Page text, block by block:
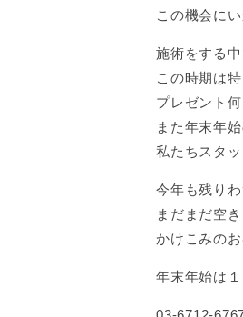
この機会に
施術をする
この時期は
プレゼント
また年末年
私たちスタ
今年も残り
まだまだ空
かけこみの
年末年始は